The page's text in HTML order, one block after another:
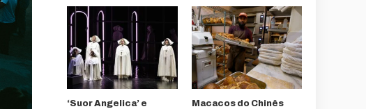
‘Suor Angelica’ e
Macacos do Chinês